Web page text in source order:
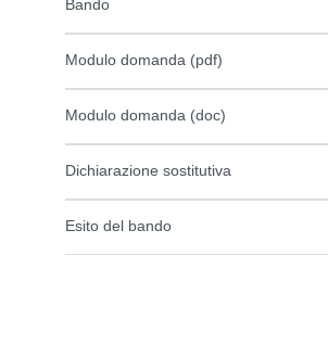
Bando
Modulo domanda (pdf)
Modulo domanda (doc)
Dichiarazione sostitutiva
Esito del bando